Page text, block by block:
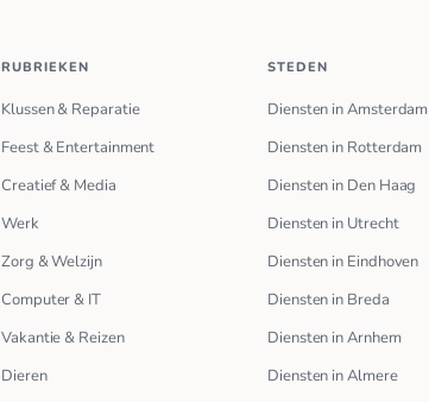
RUBRIEKEN
Klussen & Reparatie
Feest & Entertainment
Creatief & Media
Werk
Zorg & Welzijn
Computer & IT
Vakantie & Reizen
Dieren
STEDEN
Diensten in Amsterdam
Diensten in Rotterdam
Diensten in Den Haag
Diensten in Utrecht
Diensten in Eindhoven
Diensten in Breda
Diensten in Arnhem
Diensten in Almere